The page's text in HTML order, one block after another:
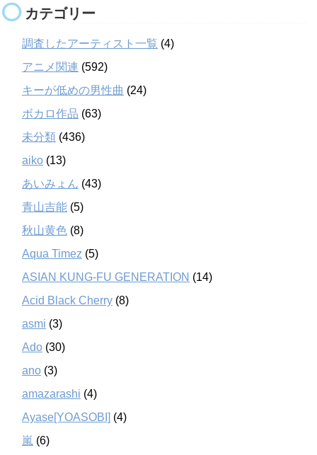
カテゴリー
調査したアーティスト一覧 (4)
アニメ関連 (592)
キーが低めの男性曲 (24)
ボカロ作品 (63)
未分類 (436)
aiko (13)
あいみょん (43)
青山吉能 (5)
秋山黄色 (8)
Aqua Timez (5)
ASIAN KUNG-FU GENERATION (14)
Acid Black Cherry (8)
asmi (3)
Ado (30)
ano (3)
amazarashi (4)
Ayase[YOASOBI] (4)
嵐 (6)